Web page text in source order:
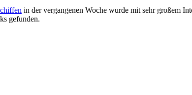
in der vergangenen Woche wurde mit sehr großem
gefunden.